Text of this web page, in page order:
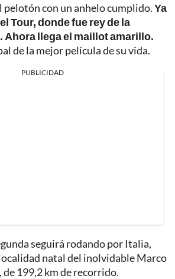
pelotón con un anhelo cumplido.Ya
Tour, donde fue rey de la
Ahora llega el maillot amarillo.
de la mejor película de su vida.
PUBLICIDAD
seguirá rodando por Italia,
natal del inolvidable Marco
199,2 km de recorrido.